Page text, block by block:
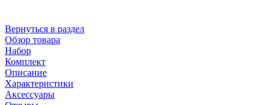
Вернуться в раздел
Обзор товара
Набор
Комплект
Описание
Характеристики
Аксессуары